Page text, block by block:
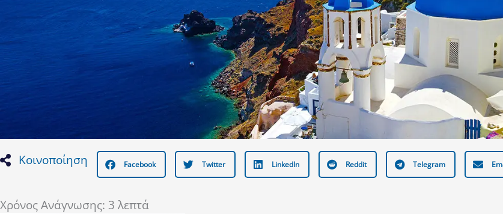
Κοινοποίηση Facebook Twitter LinkedIn Reddit Telegram
Χρόνος Ανάγνωσης: 3 λεπτά